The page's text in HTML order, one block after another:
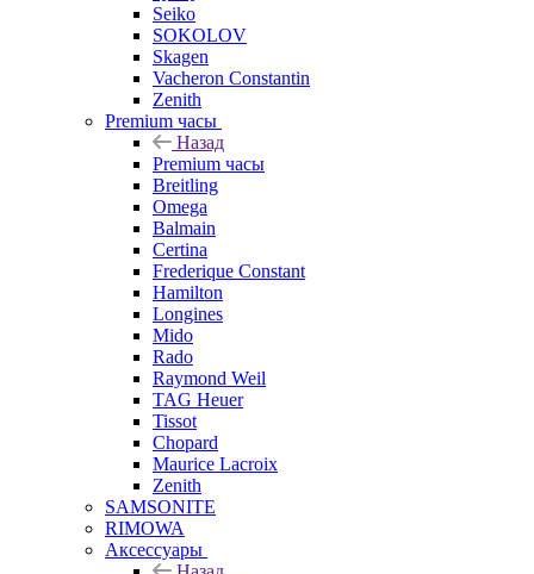
Seiko
SOKOLOV
Skagen
Vacheron Constantin
Zenith
Premium часы
Назад
Premium часы
Breitling
Omega
Balmain
Certina
Frederique Constant
Hamilton
Longines
Mido
Rado
Raymond Weil
TAG Heuer
Tissot
Chopard
Maurice Lacroix
Zenith
SAMSONITE
RIMOWA
Аксессуары